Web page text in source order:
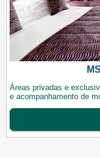
Áreas privadas e
e acompanhamento de